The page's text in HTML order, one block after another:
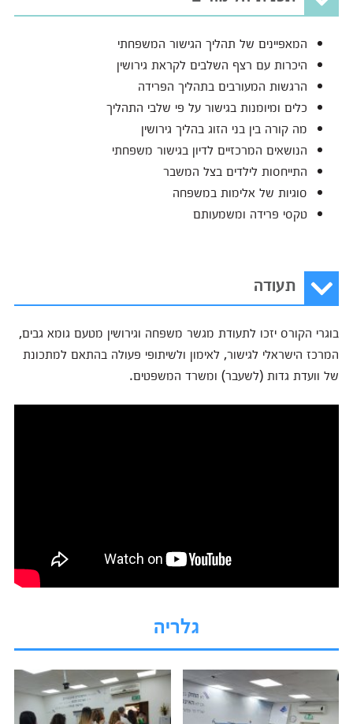
המאפיינים של תהליך הגישור המשפחתי
היכרות עם רצף השלבים לקראת גירושין
הרגשות המעורבים בתהליך הפרידה
כלים ומיומנות בגישור על פי שלבי התהליך
מה קורה בין בני הזוג בהליך גירושין
הנושאים המרכזיים לדיון בגישור משפחתי
התייחסות לילדים בצל המשבר
סוגיות של אלימות במשפחה
טקסי פרידה ומשמעותם
תעודה
בוגרי הקורס יזכו לתעודת מגשר משפחה וגירושין מטעם גומא גבים,
המרכז הישראלי לגישור, לאימון ולשיתופי פעולה בהתאם למתכונת
של וועדת גדות (לשעבר) ומשרד המשפטים.
גלריה